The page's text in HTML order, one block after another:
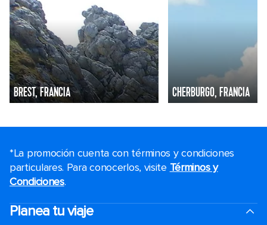
BREST, FRANCIA CHERBURGO, FRANCIA
*La promoción cuenta con términos y condiciones
particulares. Para conocerlos, visite Términos y
Condiciones.
Planea tu viaje